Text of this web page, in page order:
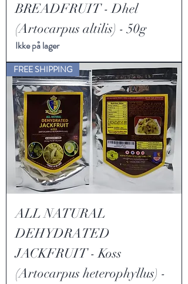
BREADFRUIT - Dhel
(Artocarpus altilis) - 50g
Ikke på lager
FREE SHIPPING
ALL NATURAL
DEHYDRATED
JACKFRUIT - Koss
(Artocarpus heterophyllus) -